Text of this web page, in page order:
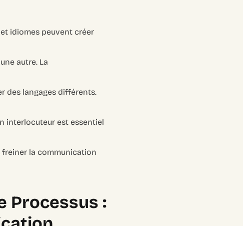
idiomes peuvent créer
autre. La
des langages différents.
interlocuteur est essentiel
freiner la communication
Processus :